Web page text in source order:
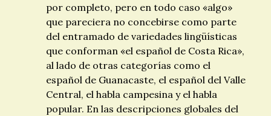
por completo, pero en todo caso «algo»
que pareciera no concebirse como parte
del entramado de variedades lingüísticas
que conforman «el español de Costa Rica»,
al lado de otras categorías como el
español de Guanacaste, el español del Valle
Central, el habla campesina y el habla
popular. En las descripciones globales del